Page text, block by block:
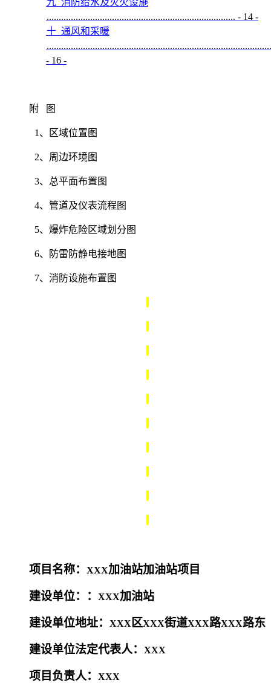
.............................................................................. - 14 -
十 通风和采暖
- 16 -
附 图
1 、区域位置图
2、周边环境图
3、总平面布置图
4、管道及仪表流程图
5、爆炸危险区域划分图
6、防雷防静电接地图
7、消防设施布置图
项目名称： XXX加油站加油站项目
建设单位：： XXX加油站
建设单位地址： XXX 区XXX街道XXX路XXX路东
建设单位法定代表人： XXX
项目负责人： XXX